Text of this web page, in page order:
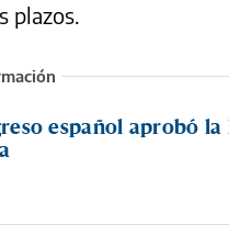
plazos.
español aprobó la